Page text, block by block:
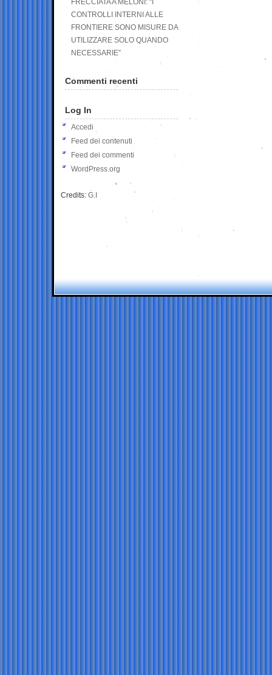
FRECCIATA A MELONI: “I
CONTROLLI INTERNI ALLE
FRONTIERE SONO MISURE DA
UTILIZZARE SOLO QUANDO
NECESSARIE”
Commenti recenti
Log In
Accedi
Feed dei contenuti
Feed dei commenti
WordPress.org
Credits: G.I